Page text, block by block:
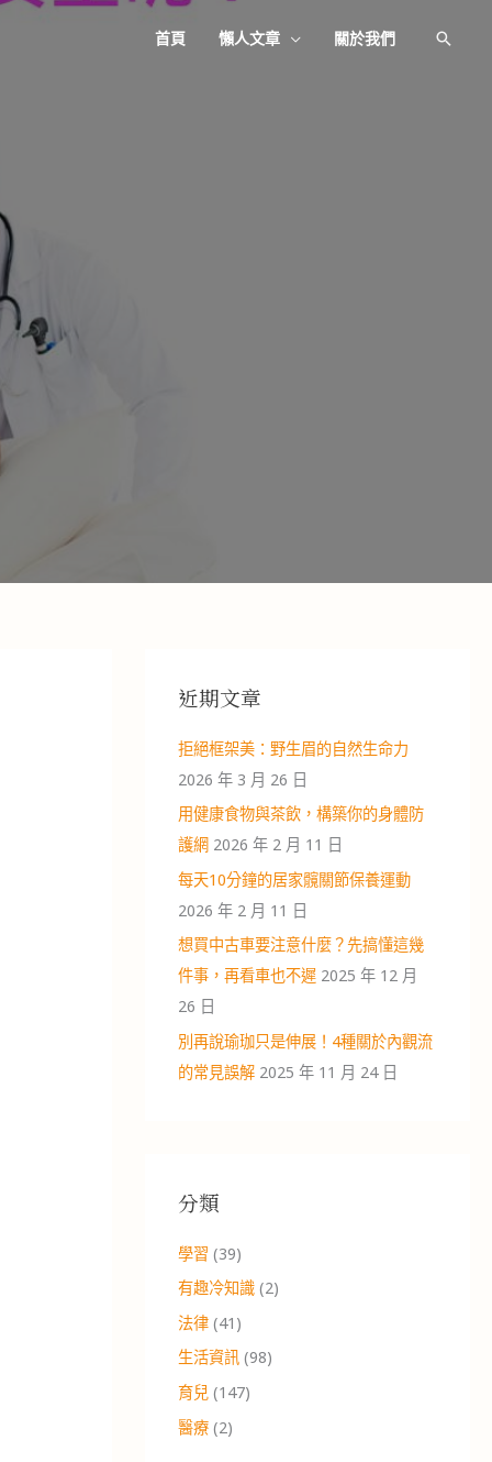
首頁 懶人文章 關於我們
搜
近期文章
拒絕框架美：野生眉的自然生命力
2026 年 3 月 26 日
用健康食物與茶飲，構築你的身體防
護網 2026 年 2 月 11 日
每天10分鐘的居家髖關節保養運動
2026 年 2 月 11 日
想買中古車要注意什麼？先搞懂這幾
件事，再看車也不遲 2025 年 12 月
26 日
別再說瑜珈只是伸展！4種關於內觀流
的常見誤解 2025 年 11 月 24 日
分類
學習 (39)
有趣冷知識 (2)
法律 (41)
生活資訊 (98)
育兒 (147)
醫療 (2)